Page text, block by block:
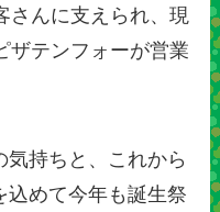
さんに支えられ、現
ザテンフォーが営業
気持ちと、これから
込めて今年も誕生祭